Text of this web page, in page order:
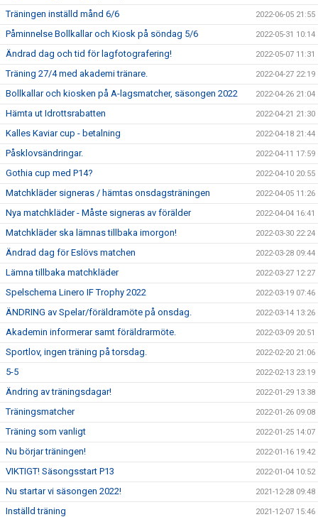
Träningen inställd månd 6/6 2022-06-05 21:55
Påminnelse Bollkallar och Kiosk på söndag 5/6 2022-05-31 10:14
Ändrad dag och tid för lagfotografering! 2022-05-07 11:31
Träning 27/4 med akademi tränare. 2022-04-27 22:19
Bollkallar och kiosken på A-lagsmatcher, säsongen 2022 2022-04-26 21:04
Hämta ut Idrottsrabatten 2022-04-21 21:30
Kalles Kaviar cup - betalning 2022-04-18 21:44
Påsklovsändringar. 2022-04-11 17:59
Gothia cup med P14? 2022-04-10 20:55
Matchkläder signeras / hämtas onsdagsträningen 2022-04-05 11:26
Nya matchkläder - Måste signeras av förälder 2022-04-04 16:41
Matchkläder ska lämnas tillbaka imorgon! 2022-03-30 22:24
Ändrad dag för Eslövs matchen 2022-03-28 09:44
Lämna tillbaka matchkläder 2022-03-27 12:27
Spelschema Linero IF Trophy 2022 2022-03-19 07:46
ÄNDRING av Spelar/föräldramöte på onsdag. 2022-03-14 13:26
Akademin informerar samt föräldrarmöte. 2022-03-09 20:51
Sportlov, ingen träning på torsdag. 2022-02-20 21:06
5-5 2022-02-13 23:19
Ändring av träningsdagar! 2022-01-29 13:38
Träningsmatcher 2022-01-26 09:08
Träning som vanligt 2022-01-25 14:07
Nu börjar träningen! 2022-01-16 19:42
VIKTIGT! Säsongsstart P13 2022-01-04 10:52
Nu startar vi säsongen 2022! 2021-12-28 09:48
Inställd träning 2021-12-07 15:46